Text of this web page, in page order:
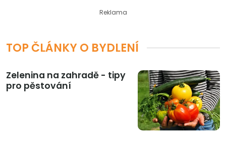
Reklama
TOP ČLÁNKY O BYDLENÍ
Zelenina na zahradě - tipy
pro pěstování